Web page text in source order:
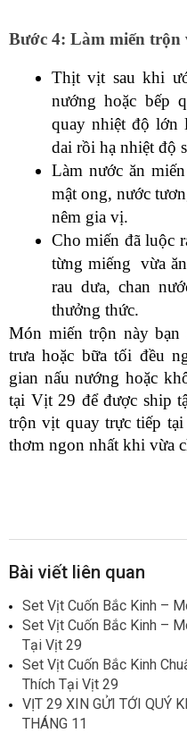
Bước 4: Làm miến trộn
Thịt vịt sau khi
nướng hoặc bếp
quay nhiệt độ lớn
dai rồi hạ nhiệt độ
Làm nước ăn
mật ong, nước
nêm gia vị.
Cho miến đã luộc
từng miếng  vừa
rau dưa, chan
thưởng thức.
Món miến trộn này bạn
trưa hoặc bữa tối đều
gian nấu nướng hoặc
tại Vịt 29 để được ship
trộn vịt quay trực tiếp
thơm ngon nhất khi vừa
Bài viết liên quan
Set Vịt Cuốn Bắc Kinh –
Set Vịt Cuốn Bắc Kinh –
Tại Vịt 29
Set Vịt Cuốn Bắc Kinh
Thích Tại Vịt 29
VỊT 29 XIN GỬI TỚI QUÝ
THÁNG 11